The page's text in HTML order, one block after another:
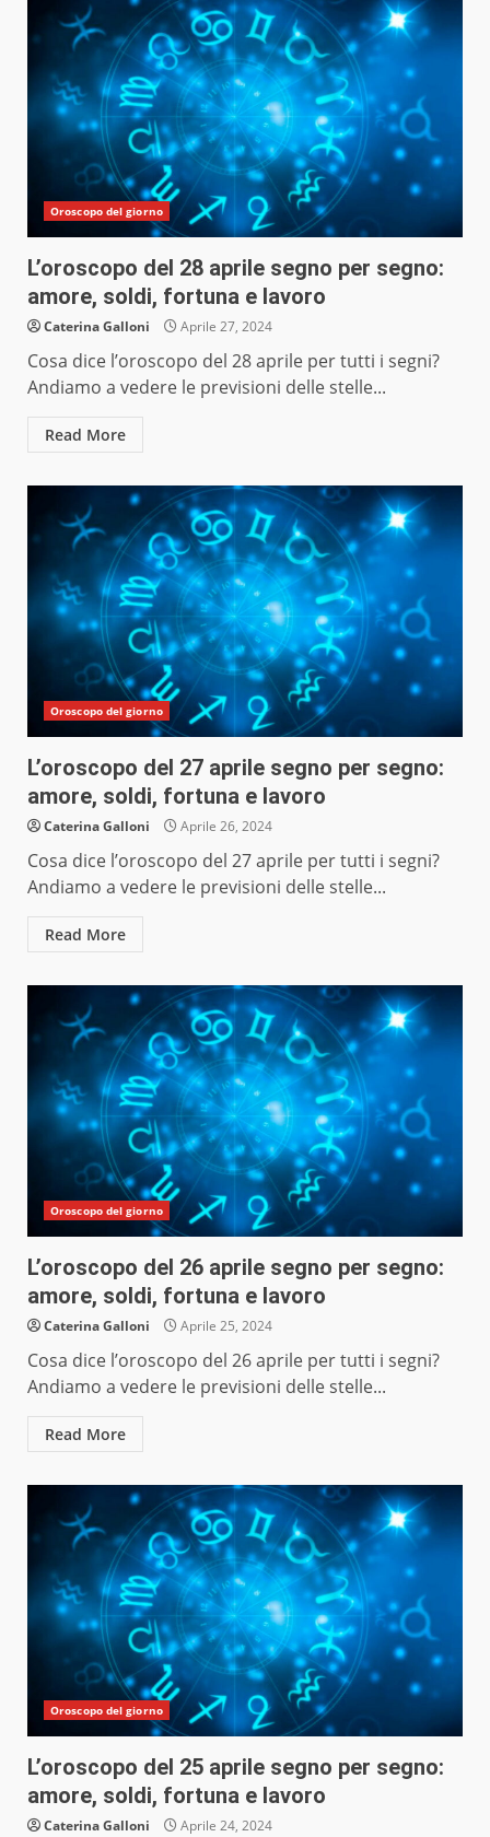
Oroscopo del giorno
L’oroscopo del 28 aprile segno per segno:
amore, soldi, fortuna e lavoro
Caterina Galloni Aprile 27, 2024
Cosa dice l’oroscopo del 28 aprile per tutti i segni?
Andiamo a vedere le previsioni delle stelle...
Read More
Oroscopo del giorno
L’oroscopo del 27 aprile segno per segno:
amore, soldi, fortuna e lavoro
Caterina Galloni Aprile 26, 2024
Cosa dice l’oroscopo del 27 aprile per tutti i segni?
Andiamo a vedere le previsioni delle stelle...
Read More
Oroscopo del giorno
L’oroscopo del 26 aprile segno per segno:
amore, soldi, fortuna e lavoro
Caterina Galloni Aprile 25, 2024
Cosa dice l’oroscopo del 26 aprile per tutti i segni?
Andiamo a vedere le previsioni delle stelle...
Read More
Oroscopo del giorno
L’oroscopo del 25 aprile segno per segno:
amore, soldi, fortuna e lavoro
Caterina Galloni Aprile 24, 2024